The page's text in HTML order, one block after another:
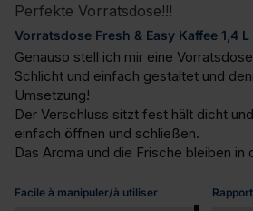
Perfekte Vorratsdose!!!
Vorratsdose Fresh & Easy Kaffee 1,4
Genauso stell ich mir eine
Schlicht und einfach gestaltet und
Umsetzung!
Der Verschluss sitzt fest hält dicht
einfach öffnen und schließen.
Das Aroma und die Frische bleiben in
Facile à manipuler/à utiliser